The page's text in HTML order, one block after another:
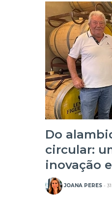
Do
circular:
inovação
JOANA PERES -